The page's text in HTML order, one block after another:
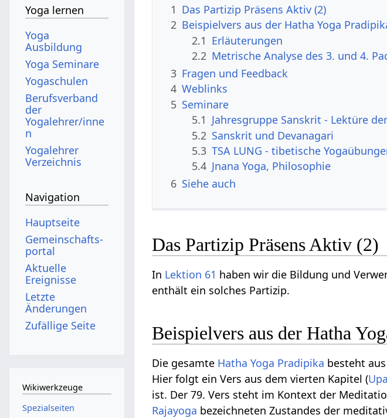
1 Das Partizip Präsens Aktiv (2)
2 Beispielvers aus der Hatha Yoga
2.1 Erläuterungen
2.2 Metrische Analyse des 3. und 4.
3 Fragen und Feedback
4 Weblinks
5 Seminare
5.1 Jahresgruppe Sanskrit - Lektüre
5.2 Sanskrit und Devanagari
5.3 TSA LUNG - tibetische
5.4 Jnana Yoga, Philosophie
6 Siehe auch
Das Partizip Präsens Aktiv (2)
In Lektion 61 haben wir die Bildung und
enthält ein solches Partizip.
Beispielvers aus der Hatha
Die gesamte Hatha Yoga Pradipika besteht
Hier folgt ein Vers aus dem vierten Kapitel (
ist. Der 79. Vers steht im Kontext der
Rajayoga bezeichneten Zustandes der
Yoga lernen
Yoga
Ausbildung
Yoga Seminare
Yogaschulen
Berufsverband
der
Yogalehrer/inne
n
Yogalehrer
Verzeichnis
Navigation
Hauptseite
Gemeinschafts­
portal
Aktuelle
Ereignisse
Letzte
Änderungen
Zufällige Seite
Wikiwerkzeuge
Spezialseiten